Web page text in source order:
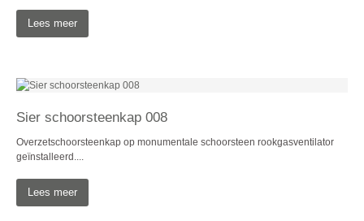
Lees meer
Sier schoorsteenkap 008
Overzetschoorsteenkap op monumentale schoorsteen rookgasventilator
geïnstalleerd....
Lees meer